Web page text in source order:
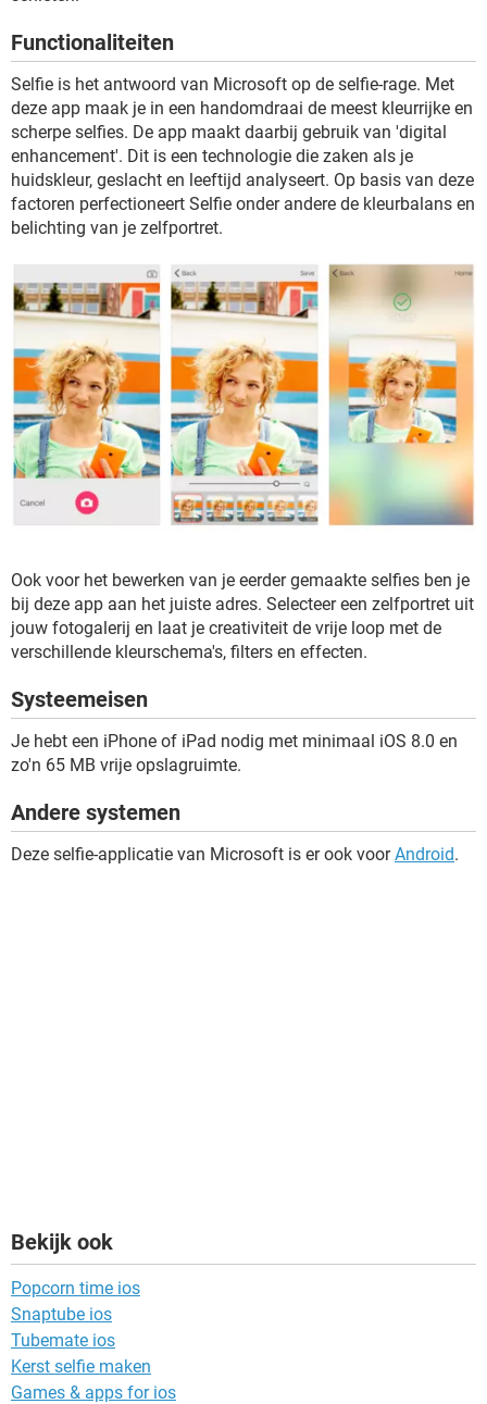
Functionaliteiten
Selfie is het antwoord van Microsoft op de selfie-rage. Met
deze app maak je in een handomdraai de meest kleurrijke en
scherpe selfies. De app maakt daarbij gebruik van 'digital
enhancement'. Dit is een technologie die zaken als je
huidskleur, geslacht en leeftijd analyseert. Op basis van deze
factoren perfectioneert Selfie onder andere de kleurbalans en
belichting van je zelfportret.
Ook voor het bewerken van je eerder gemaakte selfies ben je
bij deze app aan het juiste adres. Selecteer een zelfportret uit
jouw fotogalerij en laat je creativiteit de vrije loop met de
verschillende kleurschema's, filters en effecten.
Systeemeisen
Je hebt een iPhone of iPad nodig met minimaal iOS 8.0 en
zo'n 65 MB vrije opslagruimte.
Andere systemen
Deze selfie-applicatie van Microsoft is er ook voorAndroid.
Bekijk ook
Popcorn time ios
Snaptube ios
Tubemate ios
Kerst selfie maken
Games & apps for ios